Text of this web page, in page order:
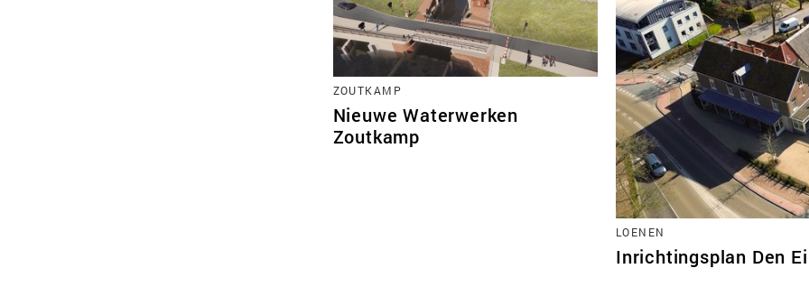
ZOUTKAMP
Nieuwe Waterwerken
Zoutkamp
LOENEN
Inrichtingsplan Den